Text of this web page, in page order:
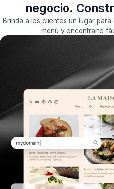
negocio.
Brinda a los clientes un lugar
menú y encontrarte